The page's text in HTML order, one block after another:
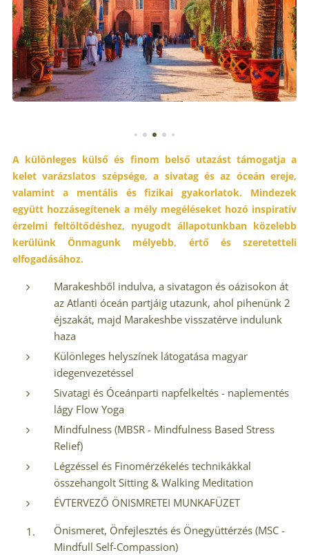
A különleges külső és finom belső utazást támogatja a
kelet varázslatos szépsége, a sivatag és az óceán ereje,
valamint a mentális és fizikai gyakorlatok. Mindezek
együtt hozzásegítenek a mély megéléseket hozó inspiratív
érzelmi feltöltődéshez, nyugodt állapotunkban közelebb
kerülünk Önmagunk mélyebb, értő és szeretetteli
elfogadásához.
Marakeshből indulva, a sivatagon és oázisokon át
az Atlanti óceán partjáig utazunk, ahol pihenünk 2
éjszakát, majd Marakeshbe visszatérve indulunk
haza
Különleges helyszínek látogatása magyar
idegenvezetéssel
Sivatagi és Óceánparti napfelkeltés - naplementés
lágy Flow Yoga
Mindfulness (MBSR - Mindfulness Based Stress
Relief)
Légzéssel és Finomérzékelés technikákkal
összehangolt Sitting & Walking Meditation
ÉVTERVEZŐ ÖNISMRETEI MUNKAFÜZET
Önismeret, Önfejlesztés és Önegyüttérzés (MSC -
Mindfull Self-Compassion)